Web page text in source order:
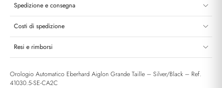
Spedizione e consegna
Costi di spedizione
Resi e rimborsi
Orologio Automatico Eberhard Aiglon Grande Taille – Silver/Black – Ref.
41030.5-SE-CA2C